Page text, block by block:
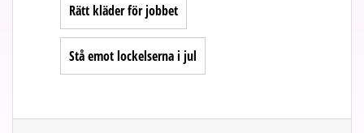
Rätt kläder för jobbet
Stå emot lockelserna i jul